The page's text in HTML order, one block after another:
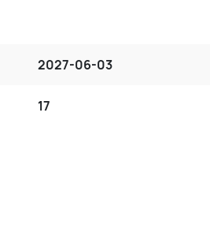
2027-06-03
17